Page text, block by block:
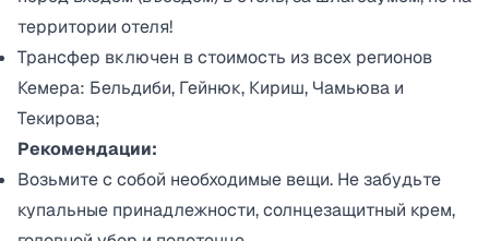
территории отеля!
Трансфер включен в стоимость из всех регионов
Кемера: Бельдиби, Гейнюк, Кириш, Чамьюва и
Текирова;
Рекомендации:
Возьмите с собой необходимые вещи. Не забудьте
купальные принадлежности, солнцезащитный крем,